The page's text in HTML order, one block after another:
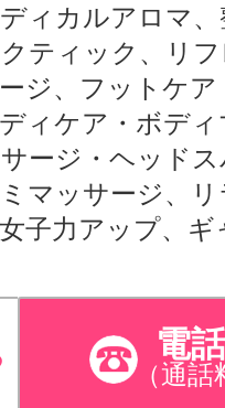
ィカルアロマ
ティック、リ
ジ、フットケ
ィケア・ボデ
ージ・ヘッド
マッサージ、
子力アップ、ギ
電
（通話